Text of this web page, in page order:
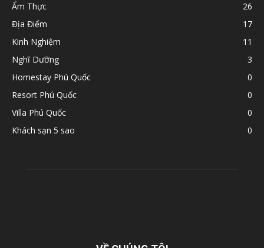
Ẩm Thực
26
Địa Điểm
17
Kinh Nghiệm
11
Nghĩ Dưỡng
3
Homestay Phú Quốc
0
Resort Phú Quốc
0
Villa Phú Quốc
0
Khách sạn 5 sao
0